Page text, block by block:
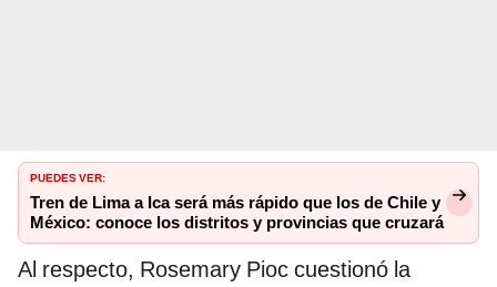
PUEDES VER:
Tren de Lima a Ica será más rápido que los de Chile y
México: conoce los distritos y provincias que cruzará
Al respecto, Rosemary Pioc cuestionó la